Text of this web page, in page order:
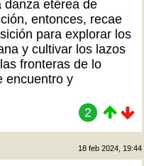
danza etérea de
entonces, recae
para explorar los
y cultivar los lazos
fronteras de lo
encuentro y
2
18 feb 2024, 19:44